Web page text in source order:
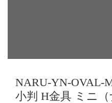
NARU-YN-OVAL-
小判 H金具 ミニ（